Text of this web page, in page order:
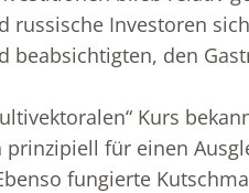
russische Investoren
beabsichtigten, den
Kurs
prinzipiell für einen
fungierte